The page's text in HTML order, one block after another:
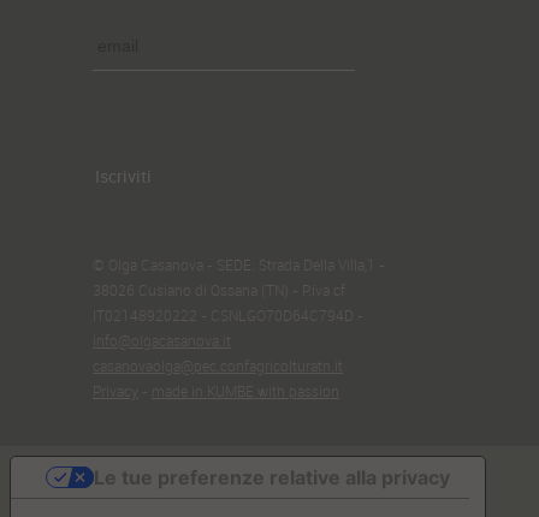
Iscriviti
© Olga Casanova - SEDE: Strada Della Villa,1 -
38026 Cusiano di Ossana (TN) - P.iva cf
IT02148920222 - CSNLGO70D64C794D -
info@olgacasanova.it
casanovaolga@pec.confagricolturatn.it
Privacy
- made in KUMBE with passion
Le tue preferenze relative alla privacy